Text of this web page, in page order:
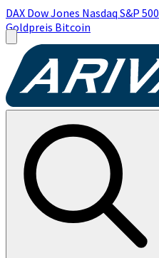
DAX Dow Jones Nasdaq S&P 500
Goldpreis Bitcoin